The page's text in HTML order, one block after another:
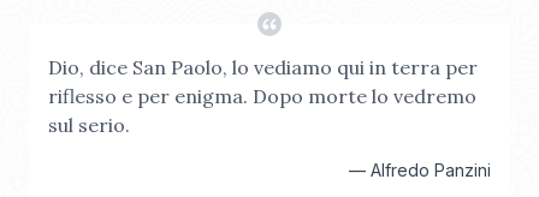
Dio, dice San Paolo, lo vediamo qui in terra per
riflesso e per enigma. Dopo morte lo vedremo
sul serio.
— Alfredo Panzini